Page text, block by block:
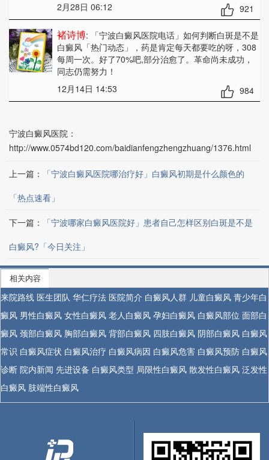
2月28日 06:12
921
褚诗博: 「宁波白癜风医院电话」如何判断白斑是不是
白癜风「热门动态」
，药是肯定每天都要吃的呀，308
每周一次。好了70%吧,部分治愈了。革命尚未成功，
同志仍需努力！
12月14日 14:53
984
宁波白癜风医院：
http://www.0574bd120.com/baidianfengzhengzhuang/1376.html
上一篇：
「宁波白癜风医院哪治疗好」白癜风初期是什么颜色的
「热点速看」
下一篇：
「宁波哪家白癜风医院好」患者自己怎样区别白斑是不是
白癜风?「今日关注」
相关内容
来院路线 医生团队 华仁疗法 医院简介 白癜风人群 儿童白癜风 青少年白
癜风 男性白癜风 女性白癜风 老人白癜风 孕妇白癜风 白癜风部位 面部白
癜风 颈部白癜风 胸部白癜风 背部白癜风 四肢白癜风 阴部白癜风 白癜风
常识 白癜风症状 白癜风治疗 白癜风病因 白癜风危害 白癜风预防 白癜风
诊断 院内新闻 先进设备 白癜风类型 局限性白癜风 散发性白癜风 泛发性
白癜风 肢端性白癜风